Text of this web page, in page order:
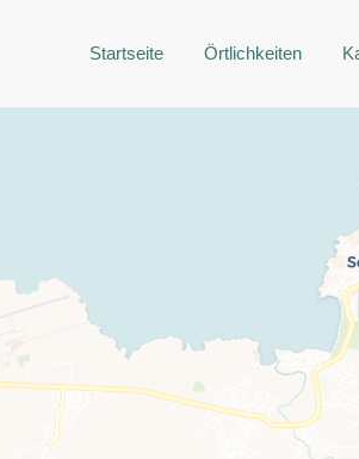
Startseite Örtlichkeiten